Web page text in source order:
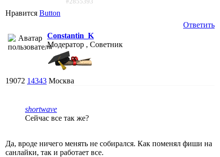
#2855393
Нравится Button
Ответить
Constantin_K
Модератор , Советник
19072 14343 Москва
shortwave
Сейчас все так же?
Да, вроде ничего менять не собирался. Как поменял фиши на
санлайки, так и работает все.